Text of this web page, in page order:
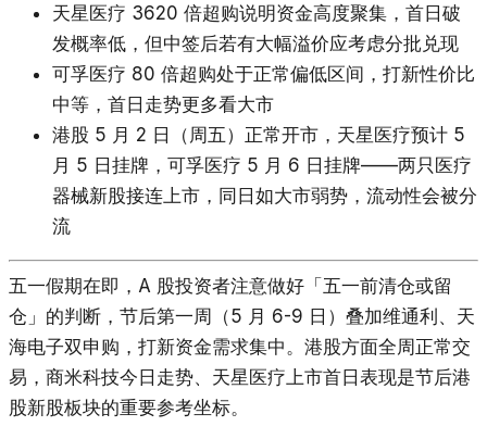
天星医疗 3620 倍超购说明资金高度聚集，首日破
发概率低，但中签后若有大幅溢价应考虑分批兑现
可孚医疗 80 倍超购处于正常偏低区间，打新性价比
中等，首日走势更多看大市
港股 5 月 2 日（周五）正常开市，天星医疗预计 5
月 5 日挂牌，可孚医疗 5 月 6 日挂牌——两只医疗
器械新股接连上市，同日如大市弱势，流动性会被分
流
五一假期在即，A 股投资者注意做好「五一前清仓或留
仓」的判断，节后第一周（5 月 6-9 日）叠加维通利、天
海电子双申购，打新资金需求集中。港股方面全周正常交
易，商米科技今日走势、天星医疗上市首日表现是节后港
股新股板块的重要参考坐标。